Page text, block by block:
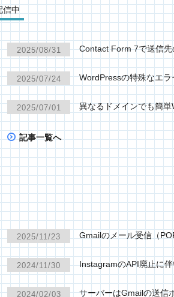
信中
2025/08/31 Contact Form 7で送信
2025/07/24 WordPressの特殊なエ
2025/07/01 異なるドメインでも簡
記事一覧へ
2025/11/23 Gmailのメール受信（
2024/11/30 InstagramのAPI廃止に
2024/02/03 サーバーはGmailの送信